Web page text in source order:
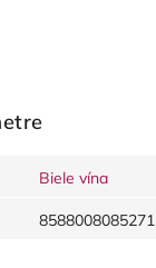
Biele vína
8588008085271